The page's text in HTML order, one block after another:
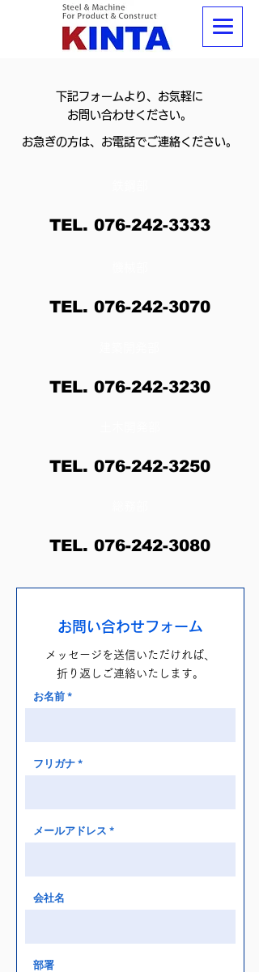
​下記フォームより、お気軽に
お問い合わせください。
​お急ぎの方は、お電話でご連絡ください。
TEL. 076-242-3333
TEL. 076-242-3070
TEL. 076-242-3230
TEL. 076-242-3250
TEL. 076-242-3080
​お問い合わせフォーム
メッセージを送信いただければ、
折り返しご連絡いたします。
お名前
フリガナ
メールアドレス
会社名
部署